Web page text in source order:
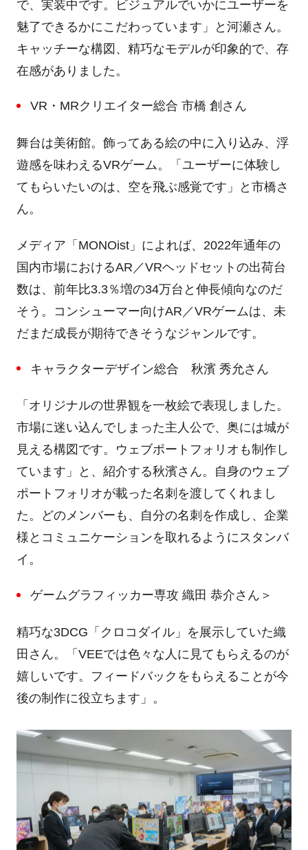
で、実装中です。ビジュアルでいかにユーザーを
魅了できるかにこだわっています」と河瀬さん。
キャッチーな構図、精巧なモデルが印象的で、存
在感がありました。
VR・ MRクリエイター総合 市橋 創さん
舞台は美術館。飾ってある絵の中に入り込み、浮
遊感を味わえるVRゲーム。「ユーザーに体験し
てもらいたいのは、空を飛ぶ感覚です」と市橋さ
ん。
メディア「 MONOist」によれば、 2022年通年の
国内市場におけるAR ／VRヘッドセットの出荷台
数は、前年比3.3％増の34万台と伸長傾向なのだ
そう。コンシューマー向けAR ／VRゲームは、未
だまだ成長が期待できそうなジャンルです。
キャラクターデザイン総合 秋濱 秀允さん
「オリジナルの世界観を一枚絵で表現しました。
市場に迷い込んでしまった主人公で、奥には城が
見える構図です。ウェブポートフォリオも制作し
ています」と、紹介する秋濱さん。自身のウェブ
ポートフォリオが載った名刺を渡してくれまし
た。どのメンバーも、自分の名刺を作成し、企業
様とコミュニケーションを取れるようにスタンバ
イ。
ゲームグラフィッカー専攻 織田 恭介さん＞
精巧な3DCG 「クロコダイル」を展示していた織
田さん。「 VEEでは色々な人に見てもらえるのが
嬉しいです。フィードバックをもらえることが今
後の制作に役立ちます」。